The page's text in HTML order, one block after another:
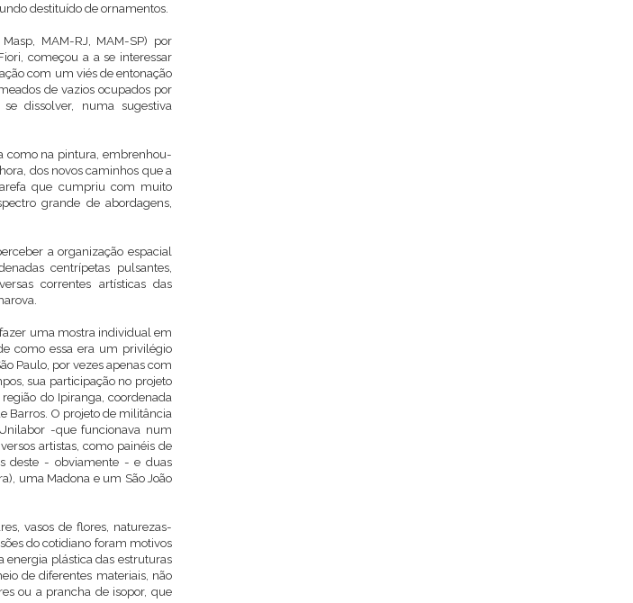
destituído de ornamentos.
MAM-RJ, MAM-SP) por
começou a a se interessar
com um viés de entonação
de vazios ocupados por
dissolver, numa sugestiva
como na pintura, embrenhou-
dos novos caminhos que a
que cumpriu com muito
grande de abordagens,
a organização espacial
centrípetas pulsantes,
correntes artísticas das
uma mostra individual em
como essa era um privilégio
Paulo, por vezes apenas com
sua participação no projeto
do Ipiranga, coordenada
Barros. O projeto de militância
-que funcionava num
artistas, como painéis de
deste - obviamente - e duas
uma Madona e um São João
vasos de flores, naturezas-
do cotidiano foram motivos
plástica das estruturas
de diferentes materiais, não
ou a prancha de isopor, que